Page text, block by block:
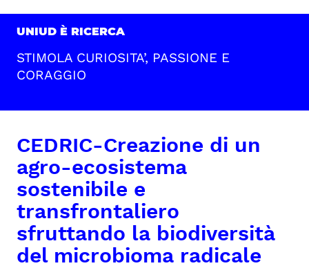
UNIUD È RICERCA
STIMOLA CURIOSITA’, PASSIONE E
CORAGGIO
CEDRIC-Creazione di un
agro-ecosistema
sostenibile e
transfrontaliero
sfruttando la biodiversità
del microbioma radicale